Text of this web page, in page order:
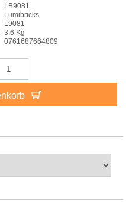
LB9081
Lumibricks
L9081
3,6 Kg
0761687664809